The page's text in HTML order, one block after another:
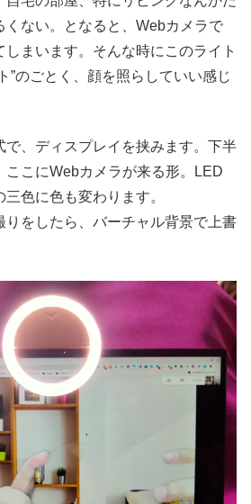
くない。となると、Webカメラで
まいます。そんな時にこのライト
”のごとく、顔を照らしていい感じ
で、ディスプレイを挟みます。下半
ここにWebカメラが来る形。LED
色に色も変わります。
りをしたら、バーチャル背景で上書